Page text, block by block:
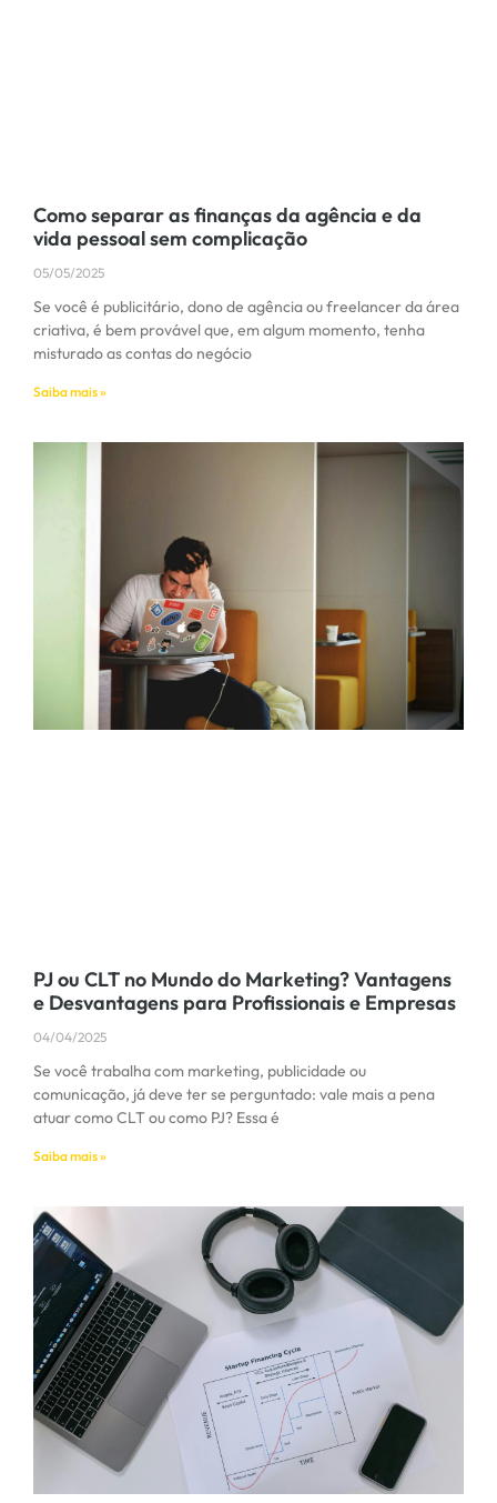
Como separar as finanças da agência e da
vida pessoal sem complicação
05/05/2025
Se você é publicitário, dono de agência ou freelancer da área
criativa, é bem provável que, em algum momento, tenha
misturado as contas do negócio
Saiba mais »
PJ ou CLT no Mundo do Marketing? Vantagens
e Desvantagens para Profissionais e Empresas
04/04/2025
Se você trabalha com marketing, publicidade ou
comunicação, já deve ter se perguntado: vale mais a pena
atuar como CLT ou como PJ? Essa é
Saiba mais »